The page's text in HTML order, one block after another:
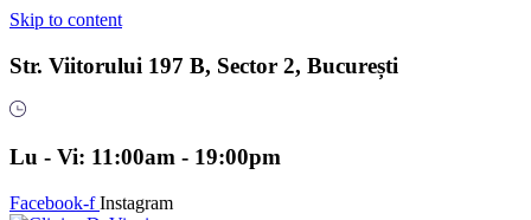
Skip to content
Str. Viitorului 197 B, Sector 2, București
Lu - Vi: 11:00am - 19:00pm
Facebook-f Instagram